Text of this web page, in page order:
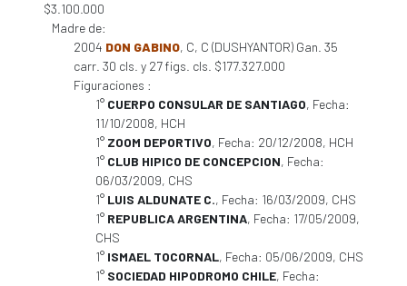
$3.100.000
Madre de:
2004 DON GABINO, C, C (DUSHYANTOR) Gan. 35
carr. 30 cls. y 27 figs. cls. $177.327.000
Figuraciones :
1° CUERPO CONSULAR DE SANTIAGO, Fecha:
11/10/2008, HCH
1° ZOOM DEPORTIVO, Fecha: 20/12/2008, HCH
1° CLUB HIPICO DE CONCEPCION, Fecha:
06/03/2009, CHS
1° LUIS ALDUNATE C., Fecha: 16/03/2009, CHS
1° REPUBLICA ARGENTINA, Fecha: 17/05/2009,
CHS
1° ISMAEL TOCORNAL, Fecha: 05/06/2009, CHS
1° SOCIEDAD HIPODROMO CHILE, Fecha: